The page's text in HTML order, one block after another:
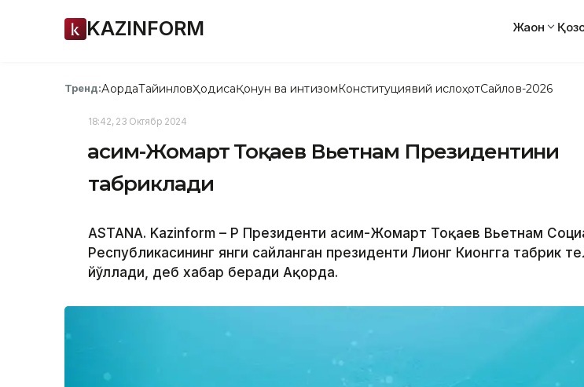
KAZINFORM Жаҳон
Тренд:АқордаТайинловҲодисаҚонун ва интизомКонституциявий ислоҳотСайлов-2026
18:42, 23 Октябр 2024
Қасим-Жомарт Тоқаев Вьетнам Президентини
табриклади
ASTANA. Kazinform – ҚР Президенти Қасим-Жомарт Тоқаев Вьетнам
Республикасининг янги сайланган президенти Лионг Кионгга табрик
йўллади, деб хабар беради Ақорда.